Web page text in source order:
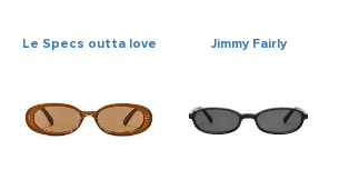
Le Specs outta love Jimmy Fairly